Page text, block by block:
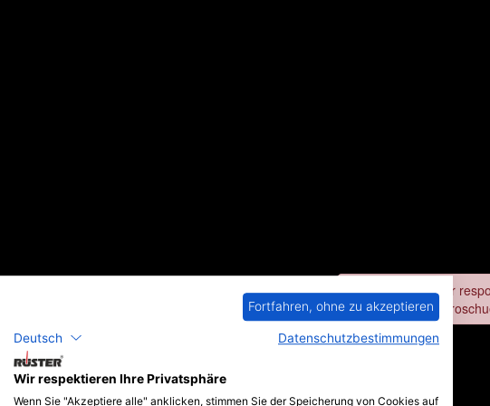
Fortfahren, ohne zu akzeptieren
Deutsch Datenschutzbestimmungen
Wir respektieren Ihre Privatsphäre
Wenn Sie "Akzeptiere alle" anklicken, stimmen Sie der Speicherung von Cookies auf